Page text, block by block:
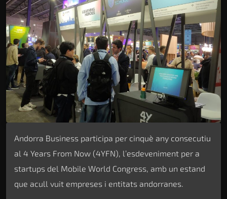
Andorra Business participa per cinquè any consecutiu
al 4 Years From Now (4YFN), l’esdeveniment per a
startups del Mobile World Congress, amb un estand
que acull vuit empreses i entitats andorranes.